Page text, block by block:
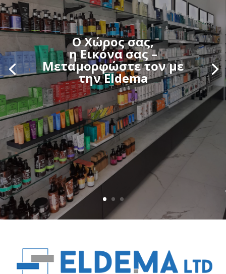
Ο Χώρος σας,
η Εικόνα σας –
Μεταμορφώστε τον με
την Eldema